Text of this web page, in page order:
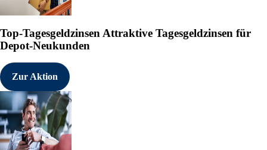
Top-Tagesgeldzinsen Attraktive Tagesgeldzinsen für
Depot-Neukunden
Zur Aktion